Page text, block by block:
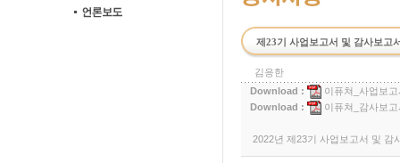
제23기 사업보고서 및 감사보고
김응한
Download :
이퓨쳐_사업보
Download :
이퓨쳐_감사보
2022년 제23기 사업보고서 및 감